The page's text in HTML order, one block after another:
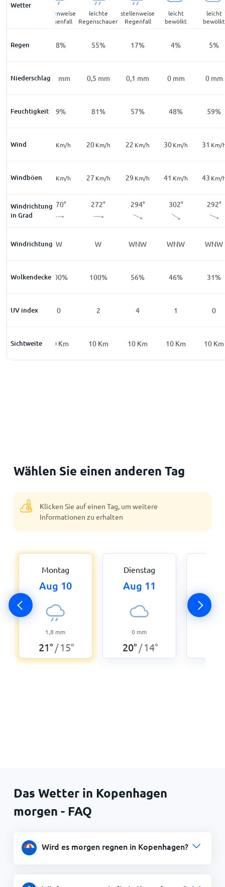
Wetter
stellenweise
Regenfall
leichte
Regenschauer
stellenweise
Regenfall
leicht
bewölkt
leicht
bewölkt
Regen
11% 28% 55% 17% 4% 5%
Niederschlag
0 mm 0,1 mm 0,5 mm 0,1 mm 0 mm 0 mm
Feuchtigkeit
74% 79% 81% 57% 48% 59%
Wind
19Km/h Km/h 20Km/h 22 Km/h 30Km/h 31 Km/
Windböen
29Km/h Km/h 27 Km/h 29 Km/h 41 Km/h 43 Km/
Windrichtung
in Grad
297° 270° 272° 294° 302° 292°
Windrichtung
WNW W W WNW WNW WNW
Wolkendecke
50% 100% 100% 56% 46% 31%
UV index
0 0 2 4 1 0
Sichtweite
10Km 10 Km 10 Km 10 Km 10 Km 10 Km
Wählen Sie einen anderen Tag
Klicken Sie auf einen Tag, um weitere
Informationen zu erhalten
Montag
Aug 10
1,8 mm
21° /15°
Dienstag
Aug 11
0 mm
20° /14°
Das Wetter in Kopenhagen
morgen - FAQ
Wird es morgen regnen in Kopenhagen?